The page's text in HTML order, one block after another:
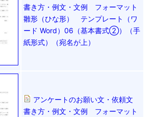
書き方・例文・文例 フォーマット
雛形（ひな形） テンプレート（ワ
ード Word）06（基本書式②）（手
紙形式）（宛名が上）
アンケートのお願い文・依頼文
書き方・例文・文例 フォーマット